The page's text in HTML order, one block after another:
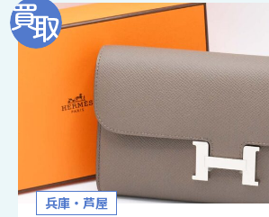
兵庫・芦屋